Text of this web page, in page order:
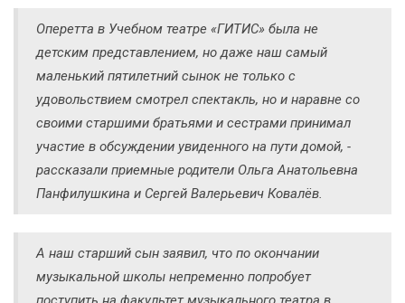
Оперетта в Учебном театре «ГИТИС» была не
детским представлением, но даже наш самый
маленький пятилетний сынок не только с
удовольствием смотрел спектакль, но и наравне со
своими старшими братьями и сестрами принимал
участие в обсуждении увиденного на пути домой, -
рассказали приемные родители Ольга Анатольевна
Панфилушкина и Сергей Валерьевич Ковалёв.
А наш старший сын заявил, что по окончании
музыкальной школы непременно попробует